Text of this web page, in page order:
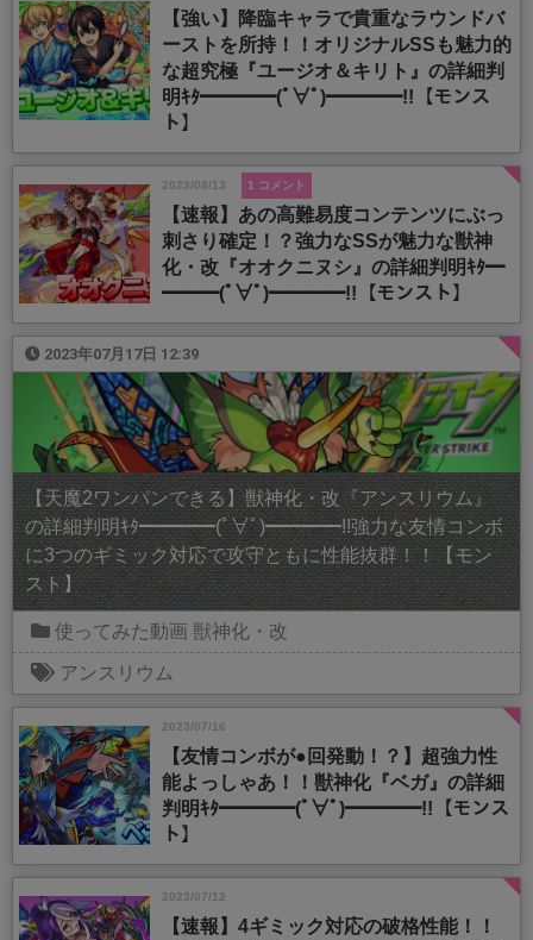
【強い】降臨キャラで貴重なラウンドバ
ーストを所持！！オリジナルSSも魅力的
な超究極『ユージオ＆キリト』の詳細判
明ｷﾀ━━━━(ﾟ∀ﾟ)━━━━!!【モンス
ト】
2023/08/13 1 コメント
【速報】あの高難易度コンテンツにぶっ
刺さり確定！？強力なSSが魅力な獣神
化・改『オオクニヌシ』の詳細判明ｷﾀ━
━━━(ﾟ∀ﾟ)━━━━!!【モンスト】
2023年07月17日 12:39
【天魔2ワンパンできる】獣神化・改『アンスリウム』
の詳細判明ｷﾀ━━━━(ﾟ∀ﾟ)━━━━!!強力な友情コンボ
に3つのギミック対応で攻守ともに性能抜群！！【モン
スト】
使ってみた動画 獣神化・改
アンスリウム
2023/07/16
【友情コンボが●回発動！？】超強力性
能よっしゃあ！！獣神化『ベガ』の詳細
判明ｷﾀ━━━━(ﾟ∀ﾟ)━━━━!!【モンス
ト】
2023/07/12
【速報】4ギミック対応の破格性能！！